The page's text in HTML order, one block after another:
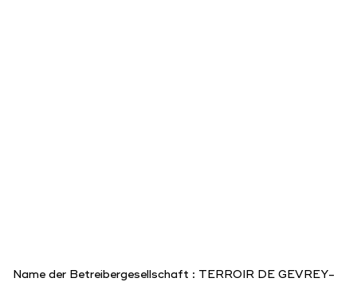
Name der Betreibergesellschaft : TERROIR DE GEVREY-